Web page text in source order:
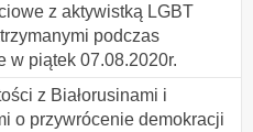
z aktywistką LGBT
podczas
w piątek 07.08.2020r.
z Białorusinami i
o przywrócenie demokracji